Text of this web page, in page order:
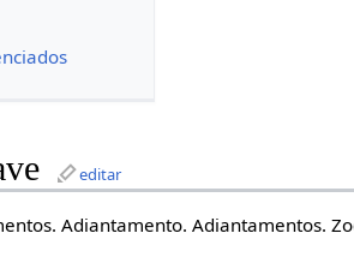
editar
Adiantamento. Adiantamentos.